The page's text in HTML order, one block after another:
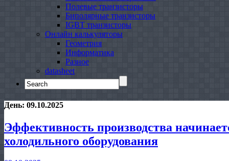
Полевые транзисторы
Биполярные транзисторы
IGBT транзисторы
Онлайн калькуляторы
Геометрия
Информатика
Разное
datasheet
Search
for:
День: 09.10.2025
Эффективность производства
холодильного оборудования